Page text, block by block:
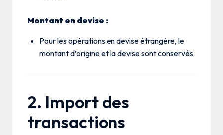
Montant en devise :
Pour les opérations en devise étrangère, le
montant d’origine et la devise sont conservés
2. Import des
transactions